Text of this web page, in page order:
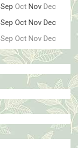
Sep Oct Nov Dec
Sep Oct Nov Dec
Sep Oct Nov Dec